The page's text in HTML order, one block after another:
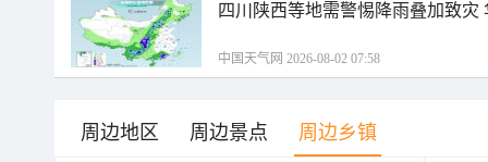
四川陕西等地需警惕降雨叠加致
中国天气网 2026-08-02 07:58
周边地区 周边景点 周边乡镇